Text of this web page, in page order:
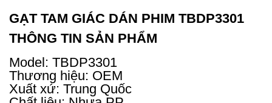
GẠT TAM GIÁC DÁN PHIM TBDP3301
THÔNG TIN SẢN PHẨM
Model: TBDP3301
Thương hiệu: OEM
Xuất xứ: Trung Quốc